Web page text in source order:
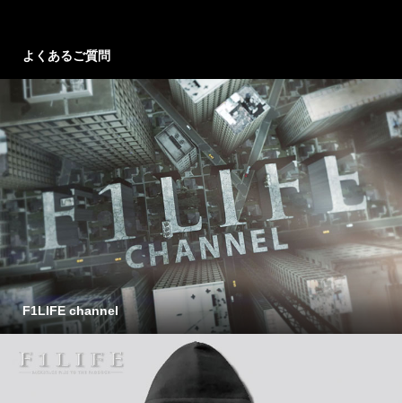
よくあるご質問
F1LIFE channel